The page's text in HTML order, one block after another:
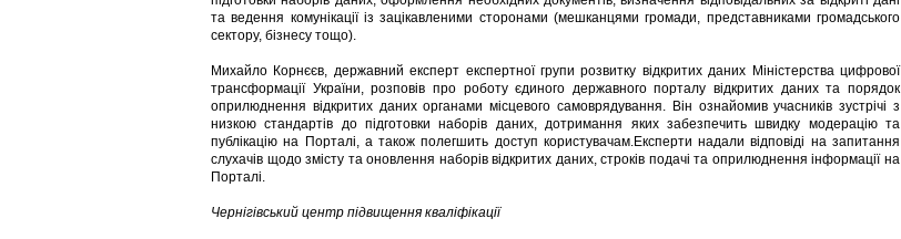
та ведення комунікації із зацікавленими сторонами (мешканцями громади, представниками громадського
сектору, бізнесу тощо).
Михайло Корнєєв, державний експерт експертної групи розвитку відкритих даних Міністерства цифрової
трансформації України, розповів про роботу єдиного державного порталу відкритих даних та порядок
оприлюднення відкритих даних органами місцевого самоврядування. Він ознайомив учасників зустрічі з
низкою стандартів до підготовки наборів даних, дотримання яких забезпечить швидку модерацію та
публікацію на Порталі, а також полегшить доступ користувачам.Експерти надали відповіді на запитання
слухачів щодо змісту та оновлення наборів відкритих даних, строків подачі та оприлюднення інформації на
Порталі.
Чернігівський центр підвищення кваліфікації